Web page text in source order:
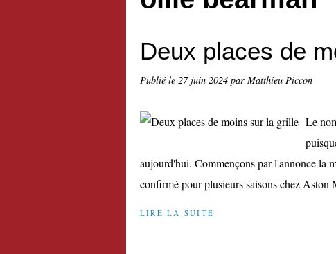
Deux places de
Publié le 27 juin 2024 par Matthieu Piccon
Le
aujourd'hui. Commençons par l'annonce la
confirmé pour plusieurs saisons chez Aston
LIRE LA SUITE